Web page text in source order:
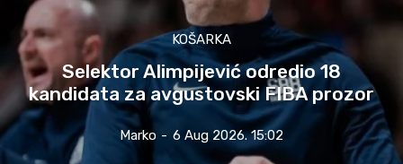
KOŠARKA
Selektor Alimpijević odredio 18
kandidata za avgustovski FIBA prozor
Marko - 6 Aug 2026. 15:02